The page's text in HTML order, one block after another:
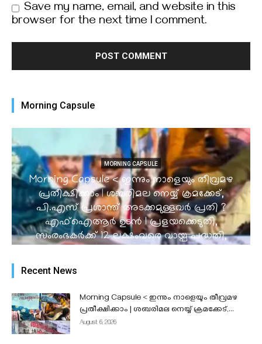
Save my name, email, and website in this
browser for the next time I comment.
Morning Capsule
MORNING CAPSULE
Morning Capsule < ഇന്നും നാളെയും തീവ്രമഴ
പ്രതീക്ഷിക്കാം | ശബരിമല നെയ്യ് ക്രമക്കേട്,
പി.എസ് പ്രശാന്ത് അടക്കമുള്ളവർ പ്രതി ?
എഫ്ഐആർ ഉടൻ I പ്രളയക്കെടുതി,
സംരംഭകർക്ക് 12 ലക്ഷംവരെ വായ്പ പദ്ധതി,
അധിഷ്ഠിതമാക്കുന്നത് പരിഗണനയിലെന്ന്
Recent News
Morning Capsule < ഇന്നും നാളെയും തീവ്രമഴ
പ്രതീക്ഷിക്കാം | ശബരിമല നെയ്യ് ക്രമക്കേട്,...
August 6, 2026